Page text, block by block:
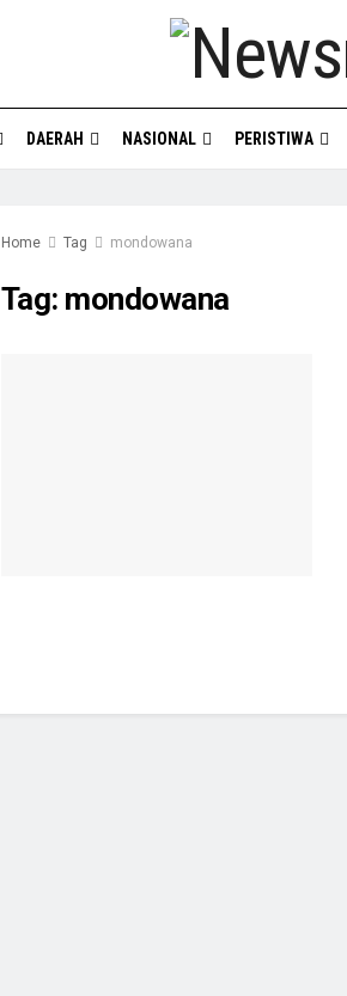
DAERAH NASIONAL PERISTIWA
Home Tag mondowana
Tag: mondowana